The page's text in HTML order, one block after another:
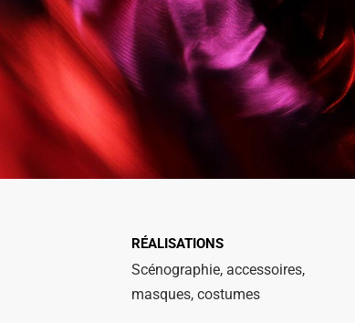
RÉALISATIONS
Scénographie, accessoires,
masques, costumes